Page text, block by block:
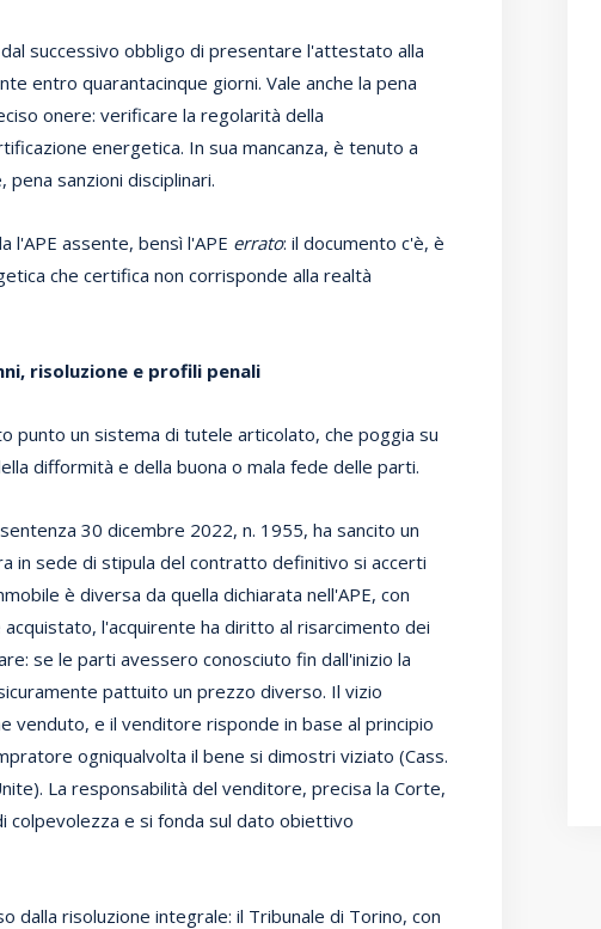
successivo obbligo di presentare l'attestato alla
entro quarantacinque giorni. Vale anche la pena
onere: verificare la regolarità della
energetica. In sua mancanza, è tenuto a
sanzioni disciplinari.
l'APE assente, bensì l'APE errato: il documento c'è, è
che certifica non corrisponde alla realtà
risoluzione e profili penali
punto un sistema di tutele articolato, che poggia su
difformità e della buona o mala fede delle parti.
30 dicembre 2022, n. 1955, ha sancito un
in sede di stipula del contratto definitivo si accerti
è diversa da quella dichiarata nell'APE, con
l'acquirente ha diritto al risarcimento dei
se le parti avessero conosciuto fin dall'inizio la
pattuito un prezzo diverso. Il vizio
venduto, e il venditore risponde in base al principio
ogniqualvolta il bene si dimostri viziato (Cass.
La responsabilità del venditore, precisa la Corte,
colpevolezza e si fonda sul dato obiettivo
dalla risoluzione integrale: il Tribunale di Torino, con